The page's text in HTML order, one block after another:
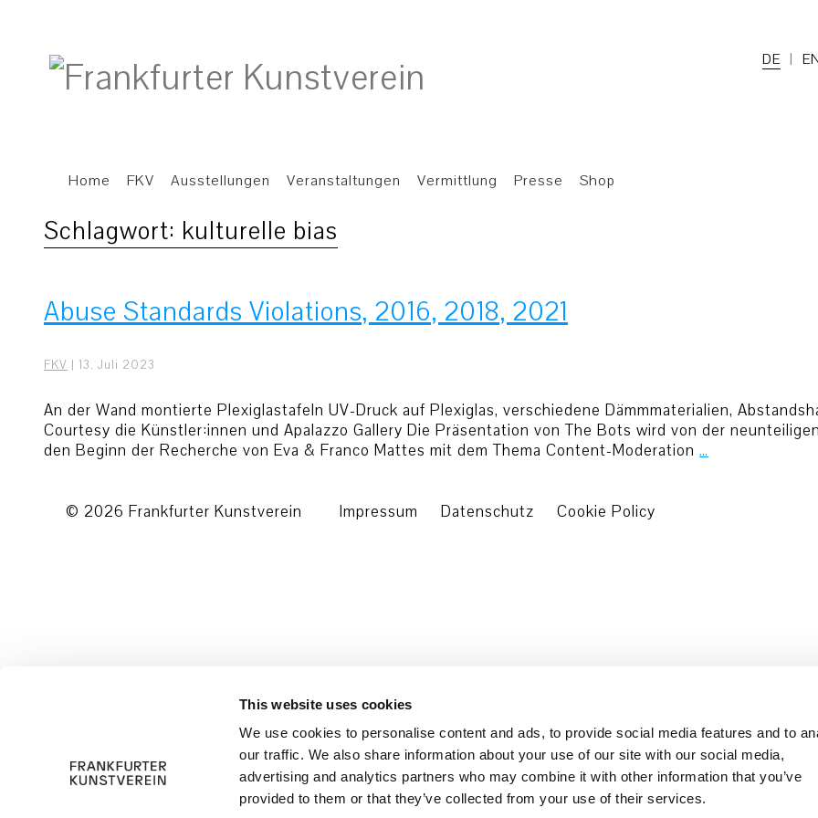
This website uses cookies
We use cookies to personalise content and ads, to provide social media features and to
our traffic. We also share information about your use of our site with our social media,
advertising and analytics partners who may combine it with other information that you’ve
provided to them or that they’ve collected from your use of their services.
DE
Home FKV Ausstellungen Veranstaltungen Vermittlung Presse Shop
Schlagwort: kulturelle bias
Abuse Standards Violations, 2016, 2018, 2021
FKV | 13. Juli 2023
An der Wand montierte Plexiglastafeln UV-Druck auf Plexiglas, verschiedene Dämmmaterialien,
Courtesy die Künstler:innen und Apalazzo Gallery Die Präsentation von The Bots wird von der
den Beginn der Recherche von Eva & Franco Mattes mit dem Thema Content-Moderation …
© 2026 Frankfurter Kunstverein Impressum Datenschutz Cookie Policy